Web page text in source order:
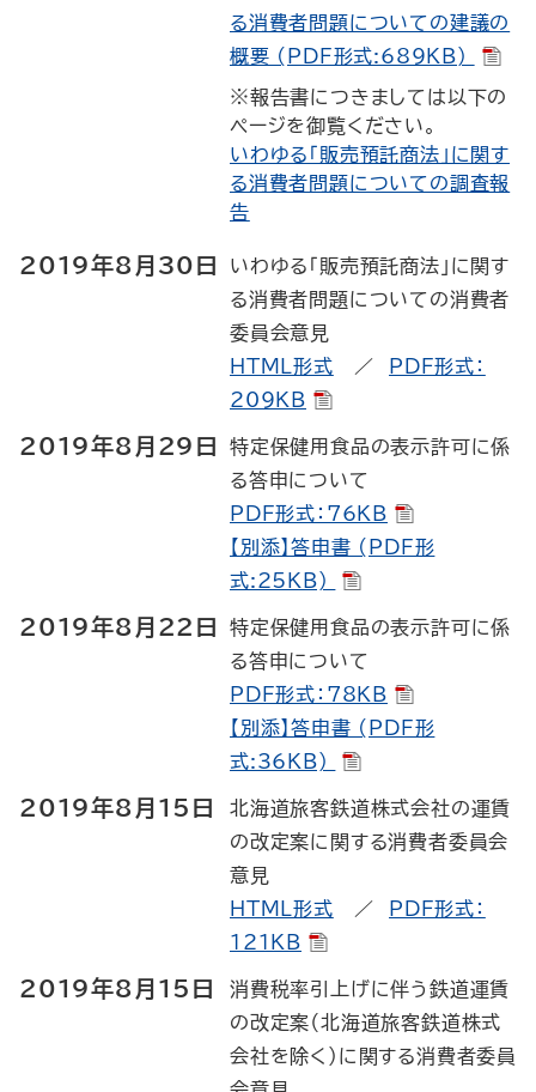
る消費者問題についての建議の
概要 (PDF形式:689KB)
※報告書につきましては以下の
ページを御覧ください。
いわゆる「販売預託商法」に関す
る消費者問題についての調査報
告
2019年8月30日
いわゆる「販売預託商法」に関す
る消費者問題についての消費者
委員会意見
HTML形式 ／
PDF形式：
209KB
2019年8月29日
特定保健用食品の表示許可に係
る答申について
PDF形式：76KB
【別添】答申書 (PDF形
式:25KB)
2019年8月22日
特定保健用食品の表示許可に係
る答申について
PDF形式：78KB
【別添】答申書 (PDF形
式:36KB)
2019年8月15日
北海道旅客鉄道株式会社の運賃
の改定案に関する消費者委員会
意見
HTML形式 ／
PDF形式：
121KB
2019年8月15日
消費税率引上げに伴う鉄道運賃
の改定案（北海道旅客鉄道株式
会社を除く）に関する消費者委員